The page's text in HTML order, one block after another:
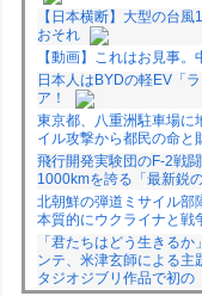
【日本横断】大型の台
おそれ
【動画】これはお見事
日本人はBYDの軽EV「
ア！
東京都、八重洲駐車場
イル攻撃から都民の命と
飛行開発実験団のF-2戦
1000kmを誇る「最新鋭
北朝鮮の弾道ミサイル
本質的にウクライナと戦
「君たちはどう生きる
ンテ、米津玄師による主
タジオジブリ作品で初の